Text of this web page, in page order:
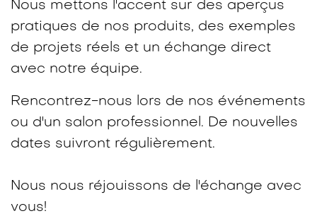
Nous mettons l'accent sur des aperçus
pratiques de nos produits, des exemples
de projets réels et un échange direct
avec notre équipe.​
Rencontrez-nous lors de nos événements
ou d'un salon professionnel. De nouvelles
dates suivront régulièrement.
Nous nous réjouissons de l'échange avec
vous!